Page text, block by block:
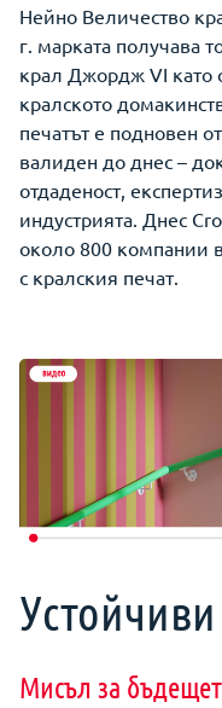
Нейно Величество
г. марката получава
крал Джордж VI като
кралското
печатът е подновен
валиден до днес –
отдаденост,
индустрията. Днес
около 800 компании
с кралския печат.
Мисъл за